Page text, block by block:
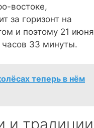
востоке,
за горизонт на
и поэтому 21 июня
33 минуты.
теперь в нём
и традиции